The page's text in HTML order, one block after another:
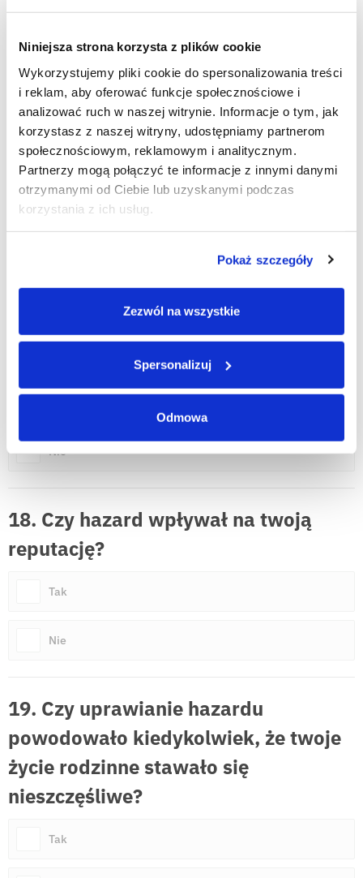
Niniejsza strona korzysta z plików cookie
Wykorzystujemy pliki cookie do spersonalizowania treści
i reklam, aby oferować funkcje społecznościowe i
analizować ruch w naszej witrynie. Informacje o tym, jak
korzystasz z naszej witryny, udostępniamy partnerom
społecznościowym, reklamowym i analitycznym.
Partnerzy mogą połączyć te informacje z innymi danymi
otrzymanymi od Ciebie lub uzyskanymi podczas
korzystania z ich usług.
Pokaż szczegóły
Zezwól na wszystkie
Spersonalizuj
Odmowa
Nie
16. Czy kiedykolwiek uprawiałeś
hazard, aby zdobyć pieniądze na
spłatę długów albo by rozwiązać
finansowe trudności?
Tak
17. Czy kiedykolwiek odczuwałeś
wyrzuty sumienia po grze?
Nie
18. Czy hazard wpływał na twoją
reputację?
Tak
Nie
19. Czy uprawianie hazardu
powodowało kiedykolwiek, że twoje
życie rodzinne stawało się
nieszczęśliwe?
Tak